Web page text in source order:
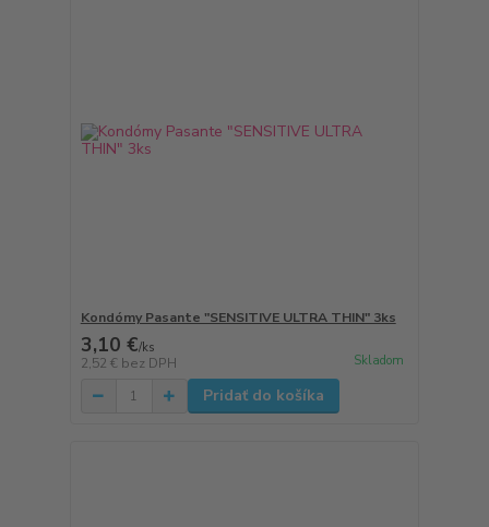
Kondómy Pasante "SENSITIVE ULTRA THIN" 3ks
3,10 €/ks
2,52 € bez DPH Skladom
Pridať do košíka